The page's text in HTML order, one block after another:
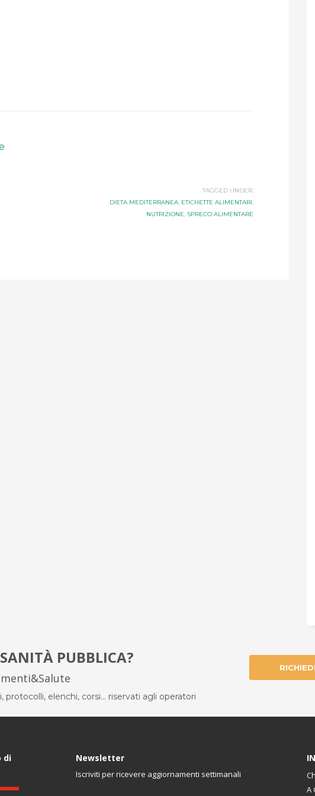
TAGGED UNDER:
DIETA MEDITERRANEA, ETICHETTE ALIMENTARI,
NUTRIZIONE, SPRECO ALIMENTARE
PUBBLICA?
elenchi, corsi... riservati agli operatori
di Newsletter
Iscriviti per ricevere aggiornamenti settimanali
A